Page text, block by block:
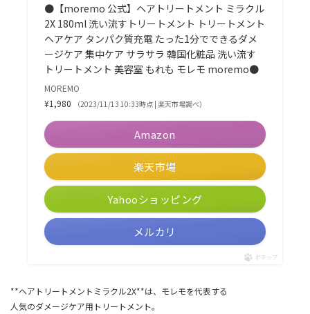
●【moremo 公式】ヘアトリートメント ミラクル
2X 180ml 洗い流すトリートメント トリートメント
ヘアケア タンパク質充電 たった1分でできるダメ
ージケア 集中ケア サラサラ 韓国化粧品 洗い流す
トリートメント 美容室 もれも モレモ moremo●
MOREMO
¥1,980
（2023/11/13 10:33時点 | 楽天市場調べ）
Amazon
楽天市場
Yahooショッピング
メルカリ
ポチップ
**ヘアトリートメントミラクル2X**は、モレモを代表する
人気のダメージケア用トリートメント。